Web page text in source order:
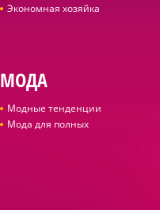
Экономная хозяйка
МОДА
Модные тенденции
Мода для полных